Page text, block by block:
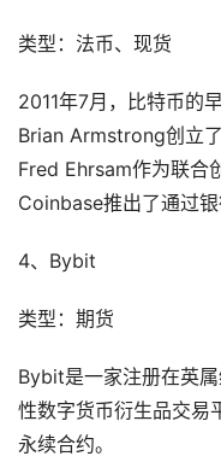
类型：法币、现货
2011年7月，比特币的
Brian Armstrong创立
Fred Ehrsam作为联合
Coinbase推出了通过银
4、Bybit
类型：期货
Bybit是一家注册在英
性数字货币衍生品交易
永续合约。